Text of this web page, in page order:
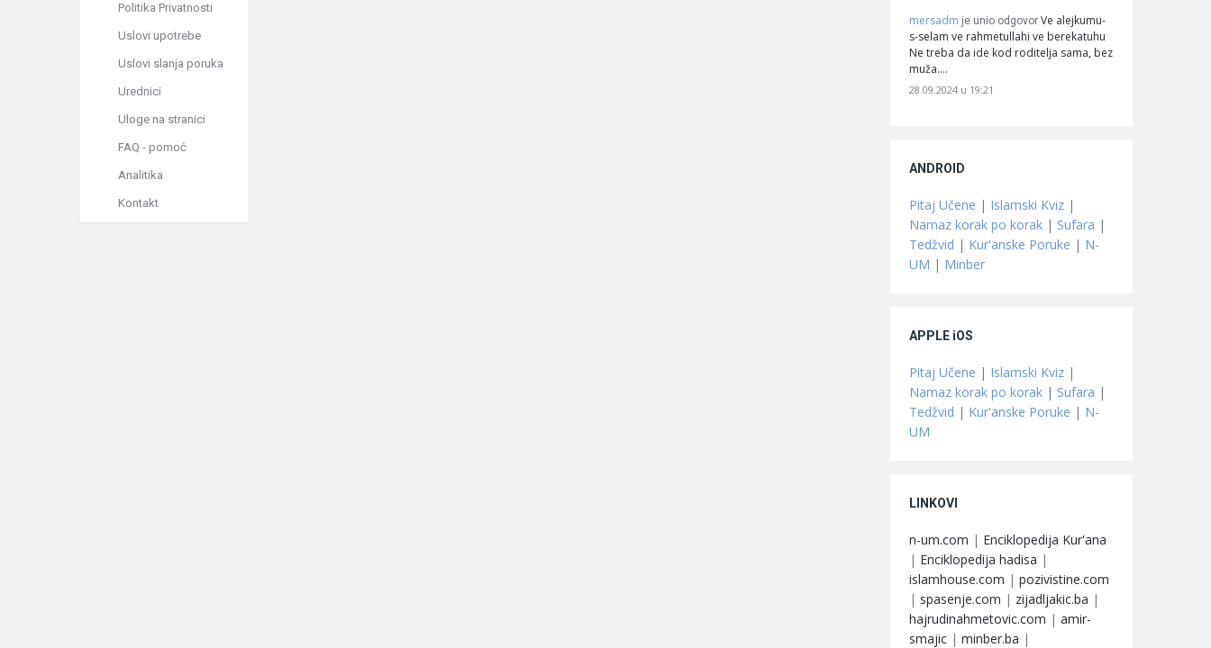
mersadm je unio odgovor Ve alejkumu-
s-selam ve rahmetullahi ve berekatuhu
Ne treba da ide kod roditelja sama, bez
muža.…
28.09.2024 u 19:21
ANDROID
Pitaj Učene | Islamski Kviz |
Namaz korak po korak | Sufara |
Tedžvid | Kur'anske Poruke | N-
UM | Minber
APPLE iOS
Pitaj Učene | Islamski Kviz |
Namaz korak po korak | Sufara |
Tedžvid | Kur'anske Poruke | N-
UM
LINKOVI
n-um.com | Enciklopedija Kur'ana
| Enciklopedija hadisa |
islamhouse.com | pozivistine.com
| spasenje.com | zijadljakic.ba |
hajrudinahmetovic.com | amir-
smajic | minber.ba |
Politika Privatnosti
Uslovi upotrebe
Uslovi slanja poruka
Urednici
Uloge na stranici
FAQ - pomoć
Analitika
Kontakt